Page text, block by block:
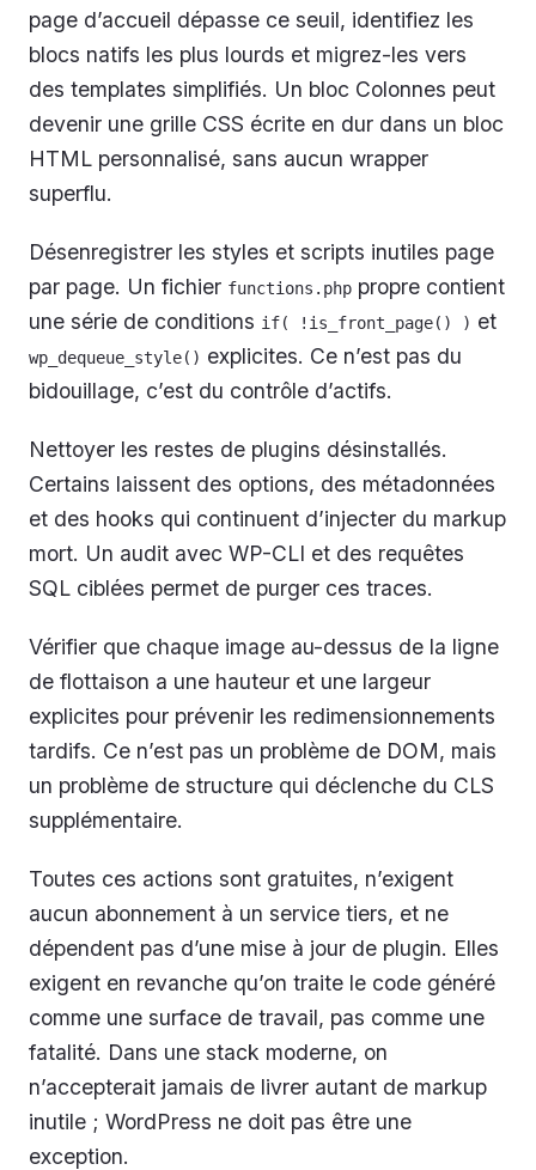
page d’accueil dépasse ce seuil, identifiez les
blocs natifs les plus lourds et migrez-les vers
des templates simplifiés. Un bloc Colonnes peut
devenir une grille CSS écrite en dur dans un bloc
HTML personnalisé, sans aucun wrapper
superflu.
Désenregistrer les styles et scripts inutiles page
par page. Un fichier functions.php propre contient
une série de conditions if( !is_front_page() ) et
wp_dequeue_style() explicites. Ce n’est pas du
bidouillage, c’est du contrôle d’actifs.
Nettoyer les restes de plugins désinstallés.
Certains laissent des options, des métadonnées
et des hooks qui continuent d’injecter du markup
mort. Un audit avec WP-CLI et des requêtes
SQL ciblées permet de purger ces traces.
Vérifier que chaque image au-dessus de la ligne
de flottaison a une hauteur et une largeur
explicites pour prévenir les redimensionnements
tardifs. Ce n’est pas un problème de DOM, mais
un problème de structure qui déclenche du CLS
supplémentaire.
Toutes ces actions sont gratuites, n’exigent
aucun abonnement à un service tiers, et ne
dépendent pas d’une mise à jour de plugin. Elles
exigent en revanche qu’on traite le code généré
comme une surface de travail, pas comme une
fatalité. Dans une stack moderne, on
n’accepterait jamais de livrer autant de markup
inutile ; WordPress ne doit pas être une
exception.